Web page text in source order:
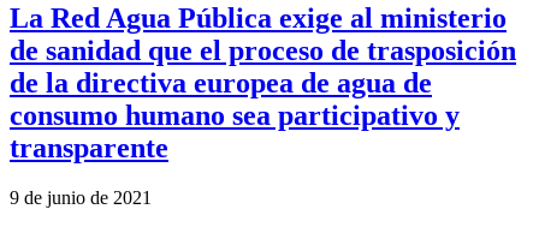
La Red Agua Pública exige al ministerio
de sanidad que el proceso de trasposición
de la directiva europea de agua de
consumo humano sea participativo y
transparente
9 de junio de 2021